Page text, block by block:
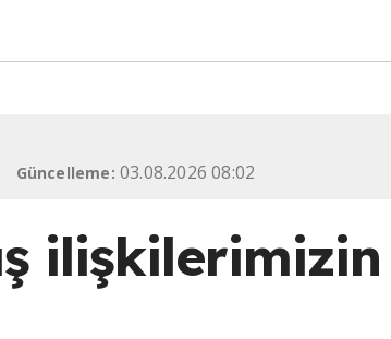
Güncelleme:03.08.2026 08:02